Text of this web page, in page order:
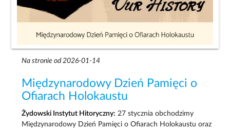
Na stronie od 2026-01-14
Międzynarodowy Dzień Pamięci o
Ofiarach Holokaustu
Żydowski Instytut Hitoryczny: 27 stycznia obchodzimy
Międzynarodowy Dzień Pamięci o Ofiarach Holokaustu oraz